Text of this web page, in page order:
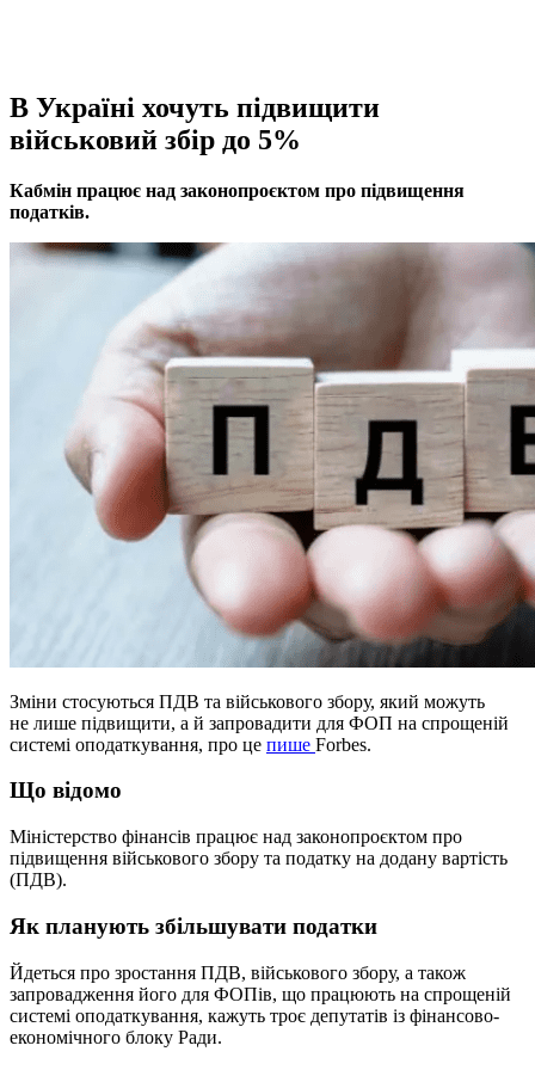
В Україні хочуть підвищити
військовий збір до 5%
Кабмін працює над законопроєктом про підвищення
податків.
Зміни стосуються ПДВ та військового збору, який можуть
не лише підвищити, а й запровадити для ФОП на спрощеній
системі оподаткування, про це пише Forbes.
Що відомо
Міністерство фінансів працює над законопроєктом про
підвищення військового збору та податку на додану вартість
(ПДВ).
Як планують збільшувати податки
Йдеться про зростання ПДВ, військового збору, а також
запровадження його для ФОПів, що працюють на спрощеній
системі оподаткування, кажуть троє депутатів із фінансово-
економічного блоку Ради.